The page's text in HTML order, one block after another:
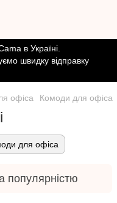
в Україні.
швидку відправку
офіса Комоди для офіса
для офіса
популярністю